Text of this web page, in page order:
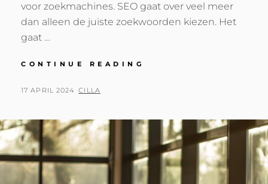
voor zoekmachines. SEO gaat over veel meer
dan alleen de juiste zoekwoorden kiezen. Het
gaat …
CONTINUE READING
BLIJVEN
IN
ZOEKMACHINES
POSTED
17 APRIL 2024 BY
CILLA